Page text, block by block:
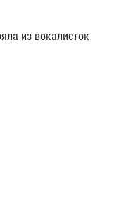
из вокалисток